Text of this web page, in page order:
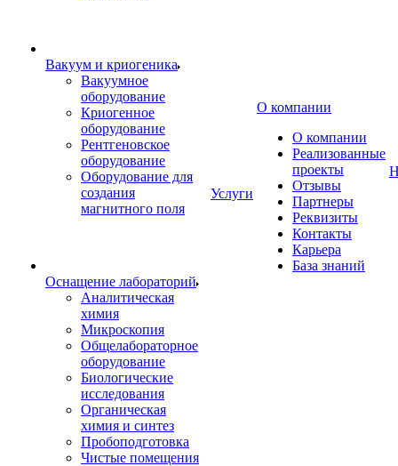
Вакуум и криогеника
Вакуумное
оборудование
Криогенное
оборудование
Рентгеновское
оборудование
Оборудование для
создания
магнитного поля
Оснащение лабораторий
Аналитическая
химия
Микроскопия
Общелабораторное
оборудование
Биологические
исследования
Органическая
химия и синтез
Пробоподготовка
Чистые помещения
Услуги
О компании
О компании
Реализованные
проекты
Отзывы
Партнеры
Реквизиты
Контакты
Карьера
База знаний